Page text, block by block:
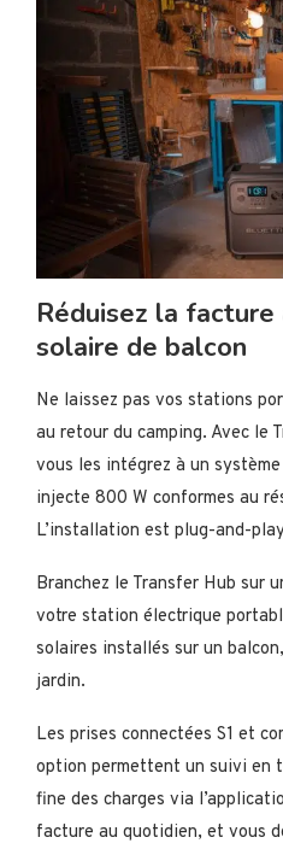
Réduisez la
solaire de balcon
Ne laissez pas vos stations
au retour du camping. Avec le
vous les intégrez à un
injecte 800 W conformes au
L’installation est plug-and-
Branchez le Transfer Hub sur
votre station électrique
solaires installés sur un
jardin.
Les prises connectées S1 et
option permettent un suivi en
fine des charges via
facture au quotidien, et vous